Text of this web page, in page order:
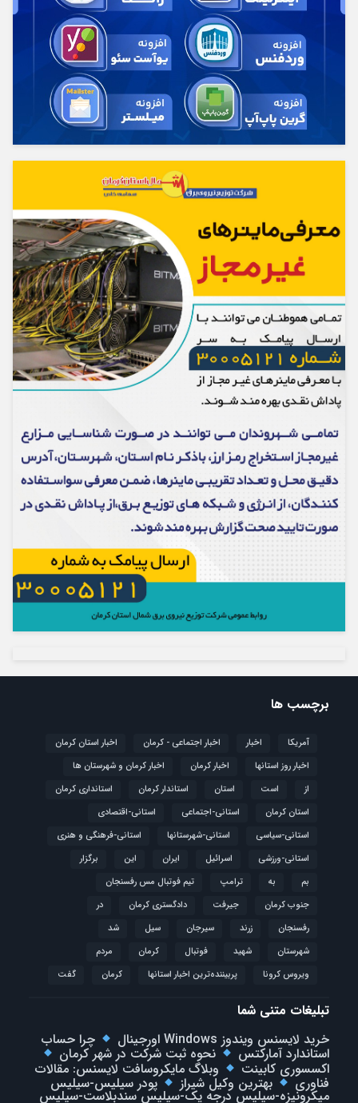
برچسب ها
آمریکا اخبار اخبار اجتماعی - کرمان
اخبار استان کرمان
اخبار روز استانها
اخبار کرمان
اخبار کرمان و شهرستان ها
از
است استان استاندار کرمان
استانداری کرمان
استان کرمان
استانی-اجتماعی
استانی-اقتصادی
استانی-سیاسی
استانی-شهرستانها
استانی-فرهنگی و هنری
استانی-ورزشی
اسرائیل ایران این
برگزار
بم
به ترامپ
تیم فوتبال مس رفسنجان
جنوب کرمان
جیرفت دادگستری کرمان
در
رفسنجان
زرند سیرجان سیل
شد
شهرستان
شهید فوتبال كرمان
مردم
ویروس کرونا
پربیننده‌ترین اخبار استانها کرمان گفت
تبلیغات متنی شما
خرید لایسنس ویندوز Windows اورجینال
چرا حساب
استاندارد آمارکتس نحوه ثبت شرکت در شهر کرمان
اکسسوری کابینت وبلاگ مایکروسافت لایسنس: مقالات
فناوری بهترین وکیل شیراز پودر سیلیس-سیلیس
میکرونیزه-سیلیس درجه یک-سیلیس سندبلاست-سیلیس